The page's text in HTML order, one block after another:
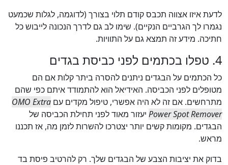
לדעת איזו אצווה תכבס קודם תלוי בצורך (לדוגמה, לגלות שכמעט
נגמרו לך הגרביים הנקיים). שימו לב גם לדרך הנכונה לייבוש כל
חתיכה. מידע זה תמצא גם על התוויות.
4. טפלו בכתמים לפני כביסת בגדים
כל הכתמים על הבגדים ניתנים להסרה ביתר קלות אם הם
מטופלים לפני הכביסה. האידיאל הוא להתמודד איתם כפי שהם
מתרחשים. אם זה לא היה אפשרי, טיפול מקדים עם OMO Extra
Power Spot Remover יעזור מאוד לפני תחילת הכביסה של
הבגדים. מקומות קשים יותר יצטרכו להשרות לזמן מה, אז תכננו
מראש.
בדוק את יציבות הצבע של הבגדים שלך. רק להרטיב פיסת בד